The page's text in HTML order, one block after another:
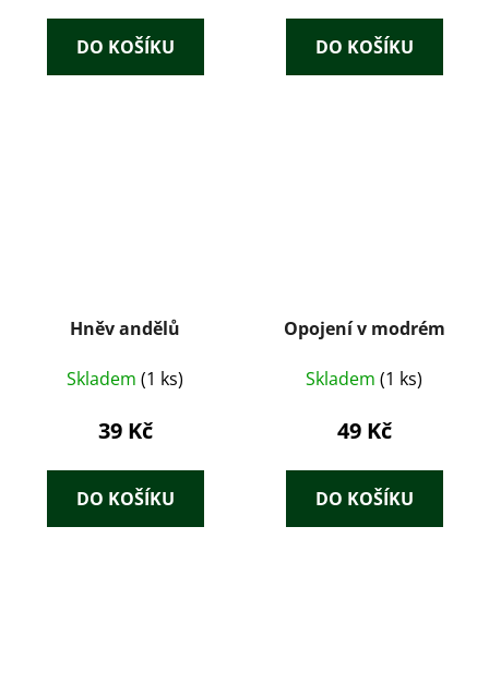
DO KOŠÍKU DO KOŠÍKU
Hněv andělů
Skladem (1 ks)
39 Kč
DO KOŠÍKU
Opojení v modrém
Skladem (1 ks)
49 Kč
DO KOŠÍKU